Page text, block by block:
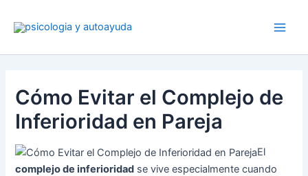
Cómo Evitar el Complejo de
Inferioridad en Pareja
El
complejo de inferioridad se vive especialmente cuando